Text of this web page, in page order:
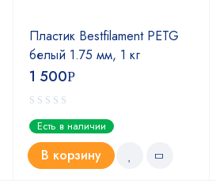
Пластик Bestfilament PETG
белый 1.75 мм, 1 кг
1 500Р
Есть в наличии
В корзину